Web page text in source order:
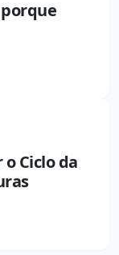
o Ciclo da